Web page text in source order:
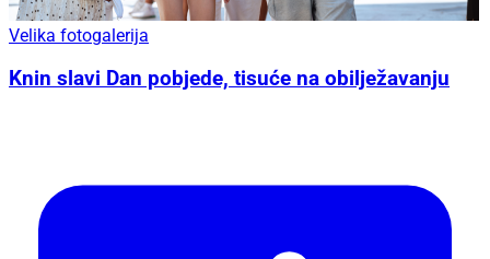
Velika fotogalerija
Knin slavi Dan pobjede, tisuće na obilježavanju